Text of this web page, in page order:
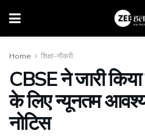
Home शिक्षा-नौकरी
CBSE ने जारी किया
के लिए न्यूनतम
नोटिस